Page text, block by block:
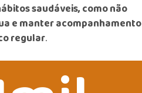
saudáveis, como não
e manter acompanhamento
regular.